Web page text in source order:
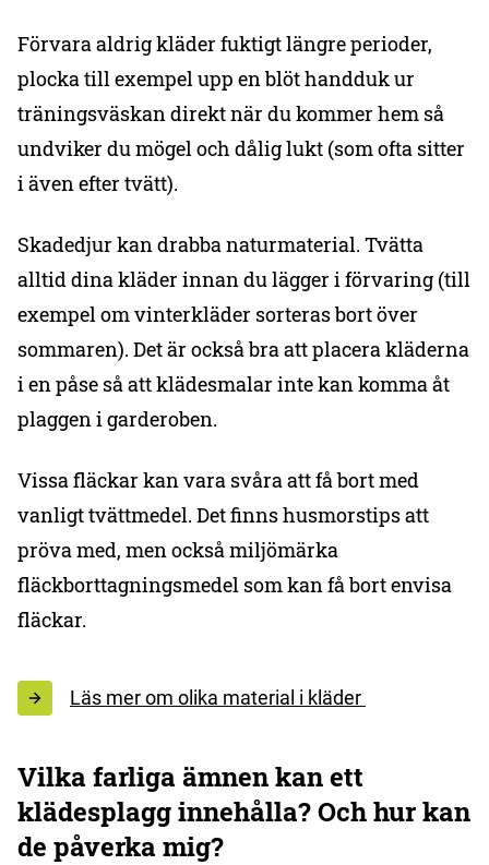
Förvara aldrig kläder fuktigt längre perioder,
plocka till exempel upp en blöt handduk ur
träningsväskan direkt när du kommer hem så
undviker du mögel och dålig lukt (som ofta sitter
i även efter tvätt).
Skadedjur kan drabba naturmaterial. Tvätta
alltid dina kläder innan du lägger i förvaring (till
exempel om vinterkläder sorteras bort över
sommaren). Det är också bra att placera kläderna
i en påse så att klädesmalar inte kan komma åt
plaggen i garderoben.
Vissa fläckar kan vara svåra att få bort med
vanligt tvättmedel. Det finns husmorstips att
pröva med, men också miljömärka
fläckborttagningsmedel som kan få bort envisa
fläckar.
Läs mer om olika material i kläder
Vilka farliga ämnen kan ett
klädesplagg innehålla? Och hur kan
de påverka mig?